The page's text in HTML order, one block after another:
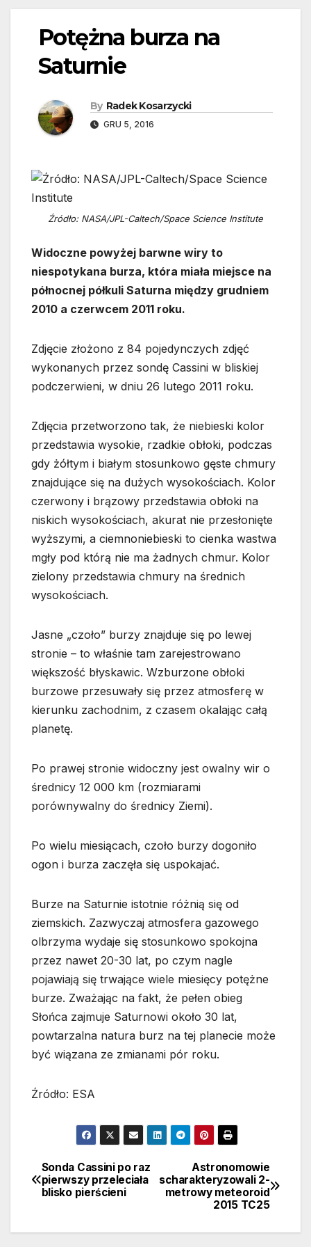
Potężna burza na
Saturnie
By Radek Kosarzycki
GRU 5, 2016
Źródło: NASA/JPL-Caltech/Space Science Institute
Widoczne powyżej barwne wiry to
niespotykana burza, która miała miejsce na
północnej półkuli Saturna między grudniem
2010 a czerwcem 2011 roku.
Zdjęcie złożono z 84 pojedynczych zdjęć
wykonanych przez sondę Cassini w bliskiej
podczerwieni, w dniu 26 lutego 2011 roku.
Zdjęcia przetworzono tak, że niebieski kolor
przedstawia wysokie, rzadkie obłoki, podczas
gdy żółtym i białym stosunkowo gęste chmury
znajdujące się na dużych wysokościach. Kolor
czerwony i brązowy przedstawia obłoki na
niskich wysokościach, akurat nie przesłonięte
wyższymi, a ciemnoniebieski to cienka wastwa
mgły pod którą nie ma żadnych chmur. Kolor
zielony przedstawia chmury na średnich
wysokościach.
Jasne „czoło” burzy znajduje się po lewej
stronie – to właśnie tam zarejestrowano
większość błyskawic. Wzburzone obłoki
burzowe przesuwały się przez atmosferę w
kierunku zachodnim, z czasem okalając całą
planetę.
Po prawej stronie widoczny jest owalny wir o
średnicy 12 000 km (rozmiarami
porównywalny do średnicy Ziemi).
Po wielu miesiącach, czoło burzy dogoniło
ogon i burza zaczęła się uspokajać.
Burze na Saturnie istotnie różnią się od
ziemskich. Zazwyczaj atmosfera gazowego
olbrzyma wydaje się stosunkowo spokojna
przez nawet 20-30 lat, po czym nagle
pojawiają się trwające wiele miesięcy potężne
burze. Zważając na fakt, że pełen obieg
Słońca zajmuje Saturnowi około 30 lat,
powtarzalna natura burz na tej planecie może
być wiązana ze zmianami pór roku.
Źródło: ESA
Nawigacja
wpisu
Astronomowie
scharakteryzowali 2-
metrowy meteoroid
2015 TC25
Sonda Cassini po raz
pierwszy przeleciała
blisko pierścieni